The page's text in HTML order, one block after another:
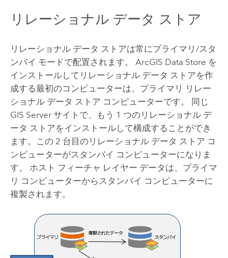
リレーショナル データ ストア
リレーショナル データ ストアは常にプライマリ/スタ
ンバイ モードで配置されます。 ArcGIS Data Store を
インストールしてリレーショナル データ ストアを作
成する最初のコンピューターは、プライマリ リレー
ショナル データ ストア コンピューターです。 同じ
GIS Serverサイトで、もう 1 つのリレーショナル デ
ータ ストアをインストールして構成することができ
ます。この 2 台目のリレーショナル データ ストア コ
ンピューターがスタンバイ コンピューターになりま
す。 ホスト フィーチャ レイヤー データは、プライマ
リ コンピューターからスタンバイ コンピューターに
複製されます。